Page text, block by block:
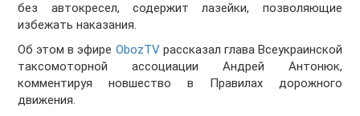
без автокресел, содержит лазейки, позволяющие
избежать наказания.
Об этом в эфире ObozTV рассказал глава Всеукраинской
таксомоторной ассоциации Андрей Антонюк,
комментируя новшество в Правилах дорожного
движения.